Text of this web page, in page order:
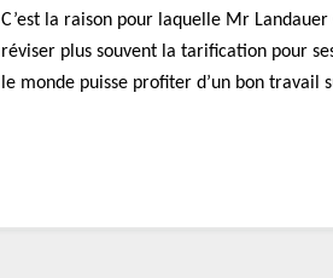
C’est la raison pour laquelle Mr
réviser plus souvent la tarification pour
le monde puisse profiter d’un bon